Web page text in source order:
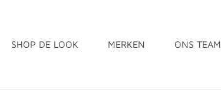
SHOP DE LOOK MERKEN ONS TEAM